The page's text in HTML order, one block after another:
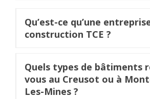
Qu’est-ce qu’une
construction TCE ?
Quels types de bâtiments
vous au Creusot ou à
Les-Mines ?